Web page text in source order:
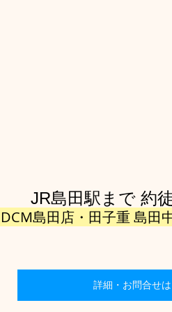
JR島田駅まで 約
島田店・田子重 島田
詳細・お問合せ